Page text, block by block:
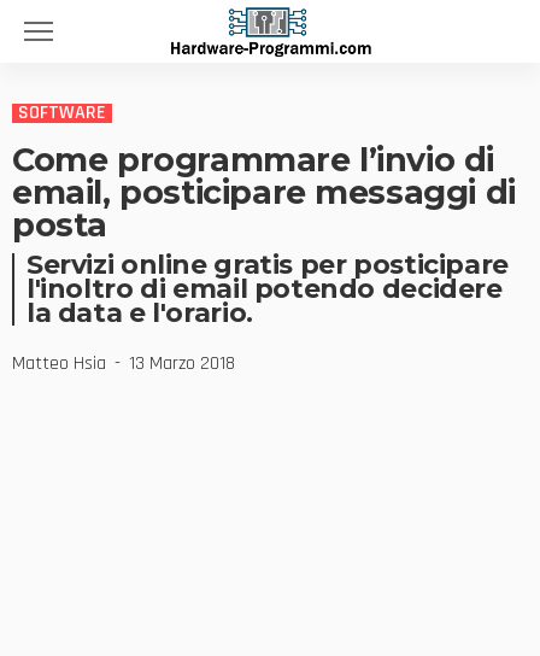
SOFTWARE
Come programmare l’invio di
email, posticipare messaggi di
posta
Servizi online gratis per posticipare
l'inoltro di email potendo decidere
la data e l'orario.
Matteo Hsia 13 Marzo 2018